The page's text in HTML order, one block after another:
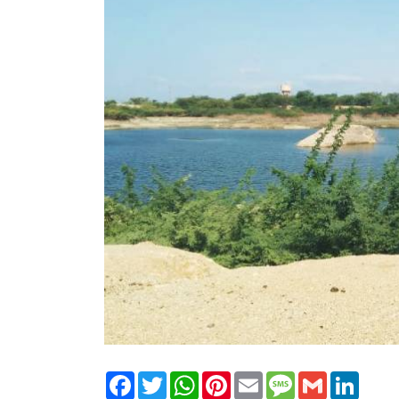
FacebookTwitterWhatsAppPinterest
Email Message
Gmail